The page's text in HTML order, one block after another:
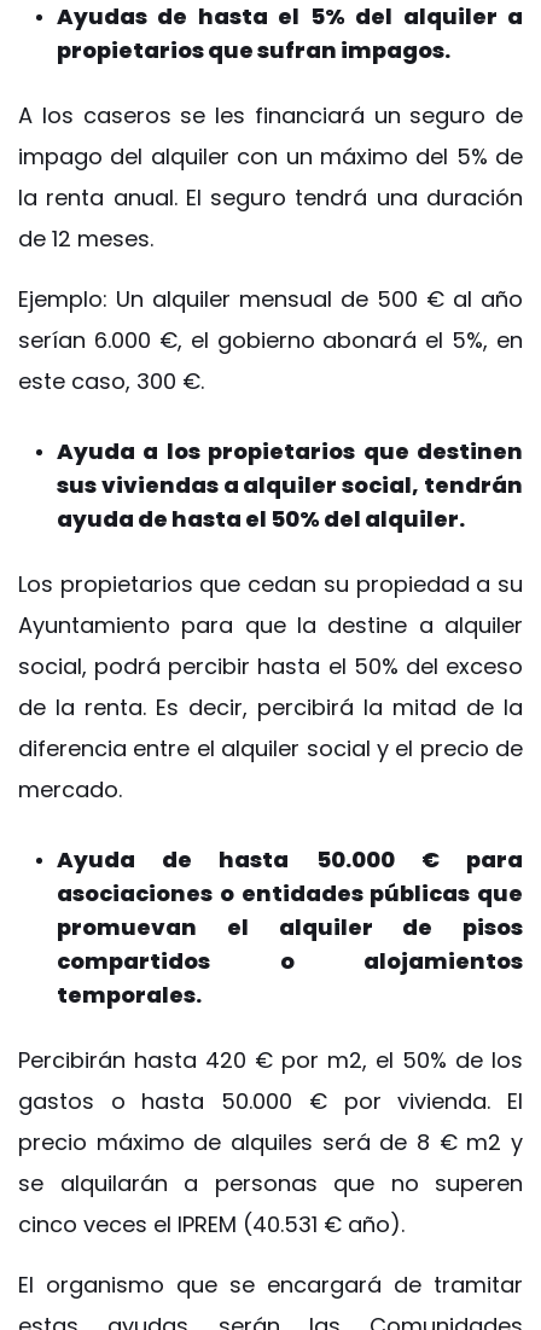
Ayudas de hasta el 5% del alquiler a
propietarios que sufran impagos.
A los caseros se les financiará un seguro de
impago del alquiler con un máximo del 5% de
la renta anual. El seguro tendrá una duración
de 12 meses.
Ejemplo: Un alquiler mensual de 500 € al año
serían 6.000 €, el gobierno abonará el 5%, en
este caso, 300 €.
Ayuda a los propietarios que destinen
sus viviendas a alquiler social, tendrán
ayuda de hasta el 50% del alquiler.
Los propietarios que cedan su propiedad a su
Ayuntamiento para que la destine a alquiler
social, podrá percibir hasta el 50% del exceso
de la renta. Es decir, percibirá la mitad de la
diferencia entre el alquiler social y el precio de
mercado.
Ayuda de hasta 50.000 € para
asociaciones o entidades públicas que
promuevan el alquiler de pisos
compartidos o alojamientos
temporales.
Percibirán hasta 420 € por m2, el 50% de los
gastos o hasta 50.000 € por vivienda. El
precio máximo de alquiles será de 8 € m2 y
se alquilarán a personas que no superen
cinco veces el IPREM (40.531 € año).
El organismo que se encargará de tramitar